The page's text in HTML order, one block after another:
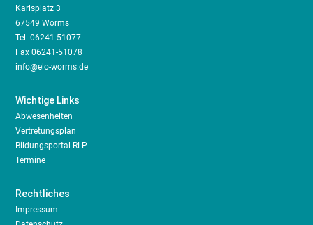
Karlsplatz 3
67549 Worms
Tel.06241-51077
Fax 06241-51078
info@elo-worms.de
Wichtige Links
Abwesenheiten
Vertretungsplan
Bildungsportal RLP
Termine
Rechtliches
Impressum